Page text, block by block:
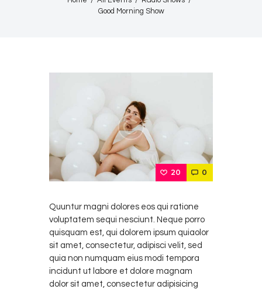
Good Morning Show
20 0
Quuntur magni dolores eos qui ratione
voluptatem sequi nesciunt. Neque porro
quisquam est, qui dolorem ipsum quiaolor
sit amet, consectetur, adipisci velit, sed
quia non numquam eius modi tempora
incidunt ut labore et dolore magnam
dolor sit amet, consectetur adipisicing